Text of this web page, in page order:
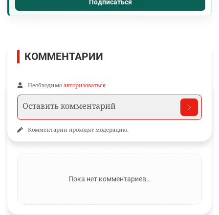
Подписаться
КОММЕНТАРИИ
Необходимо авторизоваться
Комментарии проходят модерацию.
Пока нет комментариев…